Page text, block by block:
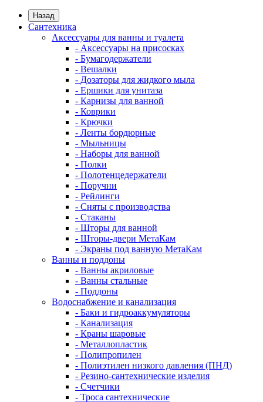
Назад
Сантехника
Аксессуары для ванны и туалета
- Аксессуары на присосках
- Бумагодержатели
- Вешалки
- Дозаторы для жидкого мыла
- Ершики для унитаза
- Карнизы для ванной
- Коврики
- Крючки
- Ленты бордюрные
- Мыльницы
- Наборы для ванной
- Полки
- Полотенцедержатели
- Поручни
- Рейлинги
- Сняты с производства
- Стаканы
- Шторы для ванной
- Шторы-двери МетаКам
- Экраны под ванную МетаКам
Ванны и поддоны
- Ванны акриловые
- Ванны стальные
- Поддоны
Водоснабжение и канализация
- Баки и гидроаккумуляторы
- Канализация
- Краны шаровые
- Металлопластик
- Полипропилен
- Полиэтилен низкого давления (ПНД)
- Резино-сантехнические изделия
- Счетчики
- Троса сантехнические